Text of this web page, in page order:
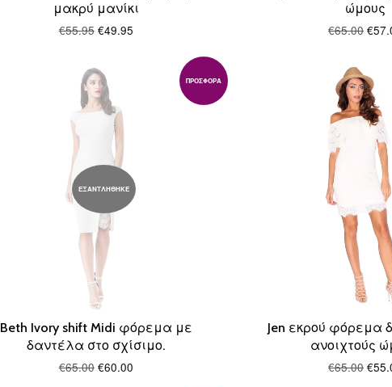
μακρύ μανίκι
€55.95€49.95
ώμους
€65.00
ΠΡΟΣΦΟΡΆ
ΕΞΑΝΤΛΗΘΗΚΕ
Beth Ivory shift Midi φόρεμα με
δαντέλα στο σχίσιμο.
€65.00€60.00
Jen εκρού φόρεμα
ανοιχτούς
€65.00